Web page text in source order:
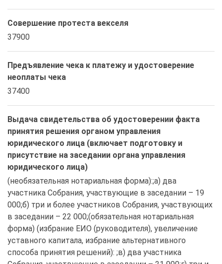
Совершение протеста векселя
37900
Предъявление чека к платежу и удостоверение
неоплаты чека
37400
Выдача свидетельства об удостоверении факта
принятия решения органом управления
юридического лица (включает подготовку и
присутствие на заседании органа управления
юридического лица)
(необязательная нотариальная форма):;а) два
участника Собрания, участвующие в заседании – 19
000;б) три и более участников Собрания, участвующих
в заседании – 22 000;(обязательная нотариальная
форма) (избрание ЕИО (руководителя), увеличение
уставного капитала, избрание альтернативного
способа принятия решений): ;в) два участника